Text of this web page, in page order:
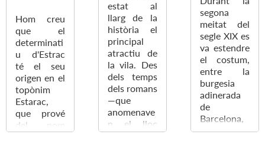
Hom creu
que el
determinati
u d'Estrac
té el seu
origen en el
topònim
Estarac,
que prové
del nom
estat al
llarg de la
història el
principal
atractiu de
la vila. Des
dels temps
dels romans
—que
anomenave
n el lloc
Aquae
segona
meitat del
segle XIX es
va estendre
el costum,
entre la
burgesia
adinerada
de
Barcelona,
de fer